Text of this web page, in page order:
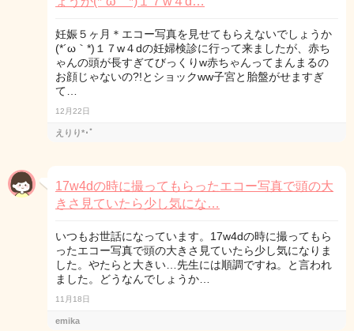
妊娠５ヶ月＊エコー写真を見せてもらえないでしょうか
(*´ω｀*)１７w４dの妊婦検診に行って来ましたが、赤ち
ゃんの頭が長すぎてびっくりw赤ちゃんってまんまるの
お顔じゃないの?!とショックww子宮と胎盤がせますぎ
て…
12月22日
えりり*･ﾟ
17w4dの時に撮ってもらったエコー写真で頭の大
きさ見ていたら少し気にな…
いつもお世話になっています。17w4dの時に撮ってもら
ったエコー写真で頭の大きさ見ていたら少し気になりま
した。やたらと大きい…先生には順調ですね。と言われ
ました。どうなんでしょうか…
11月18日
emika